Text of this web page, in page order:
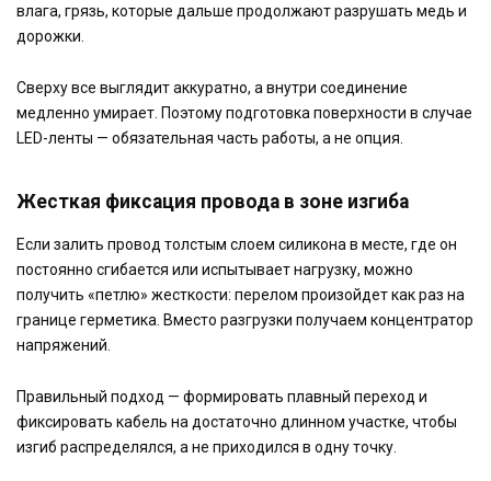
влага, грязь, которые дальше продолжают разрушать медь и
дорожки.
Сверху все выглядит аккуратно, а внутри соединение
медленно умирает. Поэтому подготовка поверхности в случае
LED-ленты — обязательная часть работы, а не опция.
Жесткая фиксация провода в зоне изгиба
Если залить провод толстым слоем силикона в месте, где он
постоянно сгибается или испытывает нагрузку, можно
получить «петлю» жесткости: перелом произойдет как раз на
границе герметика. Вместо разгрузки получаем концентратор
напряжений.
Правильный подход — формировать плавный переход и
фиксировать кабель на достаточно длинном участке, чтобы
изгиб распределялся, а не приходился в одну точку.